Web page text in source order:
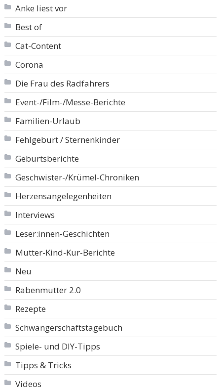
Anke liest vor
Best of
Cat-Content
Corona
Die Frau des Radfahrers
Event-/Film-/Messe-Berichte
Familien-Urlaub
Fehlgeburt / Sternenkinder
Geburtsberichte
Geschwister-/Krümel-Chroniken
Herzensangelegenheiten
Interviews
Leser:innen-Geschichten
Mutter-Kind-Kur-Berichte
Neu
Rabenmutter 2.0
Rezepte
Schwangerschaftstagebuch
Spiele- und DIY-Tipps
Tipps & Tricks
Videos